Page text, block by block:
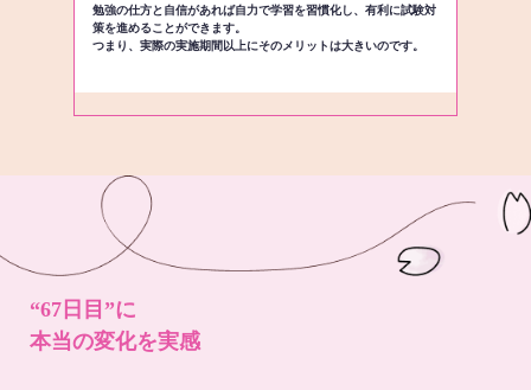
勉強の仕方と自信があれば自力で学習を習慣化し、有利に試験対
策を進めることができます。
つまり、実際の実施期間以上にそのメリットは大きいのです。
“67日目”に
本当の変化を実感